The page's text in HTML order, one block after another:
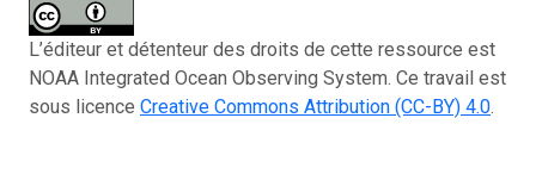
L’éditeur et détenteur des droits de cette ressource est
NOAA Integrated Ocean Observing System. Ce travail est
sous licence Creative Commons Attribution (CC-BY) 4.0.